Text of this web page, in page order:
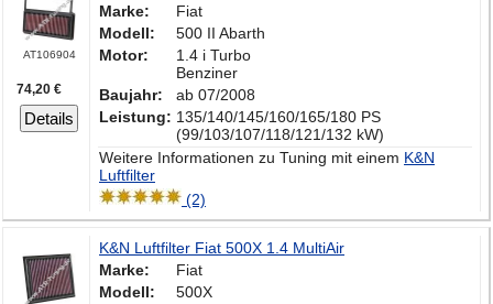
AT106904
74,20 €
Details
Marke:
Fiat
Modell:
500 II Abarth
Motor:
1.4 i Turbo
Benziner
Baujahr:
ab 07/2008
Leistung: 135/140/145/160/165/180 PS
(99/103/107/118/121/132 kW)
Weitere Informationen zu Tuning mit einem K&N
Luftfilter
(2)
K&N Luftfilter Fiat 500X 1.4 MultiAir
Marke:
Fiat
Modell:
500X